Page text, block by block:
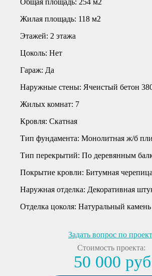
Жилая площадь: 118 м2
Этажей: 2 этажа
Цоколь: Нет
Гараж: Да
Наружные стены: Ячеистый бетон
Жилых комнат: 7
Кровля: Скатная
Тип фундамента: Монолитная ж/б
Тип перекрытий: По деревянным
Покрытие кровли: Битумная черепица
Наружная отделка: Декоративная
Отделка цоколя: Натуральный камень
Задать вопрос по
Стоимость проекта:
50 000 руб